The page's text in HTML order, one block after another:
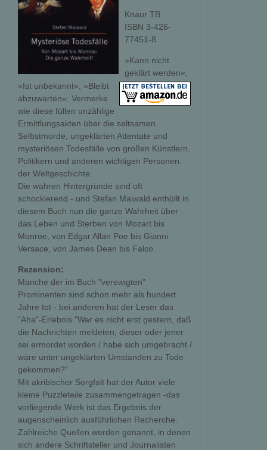
Knaur TB
ISBN 3-426-
77451-8
»Kann nicht
geklärt werden«,
»Ist unbekannt«, »Bleibt
abzuwarten«: Vermerke
wie diese füllen unzählige
Ermittlungsakten über die seltsamen
Selbstmorde, ungeklärten Attentate und
mysteriösen Todesfälle von gro8en Künstlern,
Politikern und anderen wichtigen Personen
der Weltgeschichte.
Die wahren Hintergründe sind oft
schockierend - und Stefan Maiwald enthüllt in
diesem Buch nun die ganze Wahrheit über
das Leben und Sterben von Mozart bis
Monroe, von Edgar Allan Poe bis Gianni
Versace, von James Dean bis Falco.
Rezension:
Manche der im Buch "verewigten"
Prominenten sind schon mehr als hundert
Jahre tot - bei anderen hat der Leser das
"Aha"-Erlebnis "War es nicht erst gestern, daß
die Nachrichten meldeten, dieser oder jener
sei ermordet worden / habe sich umgebracht /
wäre unter ungeklärten Umständen zu Tode
gekommen?"
Mit akribischer Sorgfalt hat der Autor viele
kleine Puzzleteile zusammengetragen -das
vorliegende Werk ist das Ergebnis der
augenscheinlich ausführlichen Recherche.
Zahlreiche Quellen werden genannt, in denen
sich andere Schriftsteller und Journalisten